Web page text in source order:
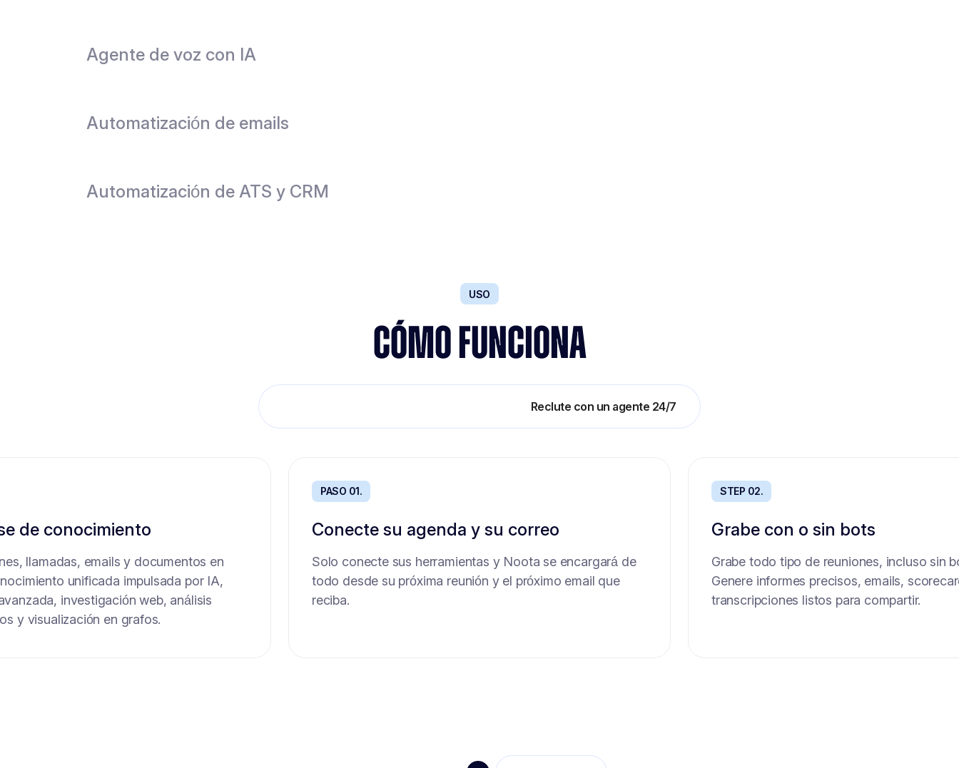
Agente de voz con IA
Automatización de emails
Automatización de ATS y CRM
USO
CÓMO FUNCIONA
Reclute con un agente 24/7
de conocimiento
llamadas, emails y documentos en
unificada impulsada por IA,
investigación web, análisis
y visualización en grafos.
PASO 01.
Conecte su agenda y su correo
Solo conecte sus herramientas y Noota se encargará de
todo desde su próxima reunión y el próximo email que
reciba.
STEP 02.
Grabe con o sin bots
Grabe todo tipo de reuniones, incluso sin
Genere informes precisos, emails,
transcripciones listos para compartir.
entrevistas con IA
y genere informes completos,
de desempeño, para que pueda
%.
PASO 01.
Agente de definición de necesidades
¿Falta de tiempo para definir con precisión las
necesidades con el hiring manager? Envíele este agente
de definición de necesidades: hará las preguntas
PASO 02.
Búsqueda de los mejores
Obtenga hasta 100 candidatos de alta
segundos, seleccionados por IA. Cada
según el scorecard del puesto.